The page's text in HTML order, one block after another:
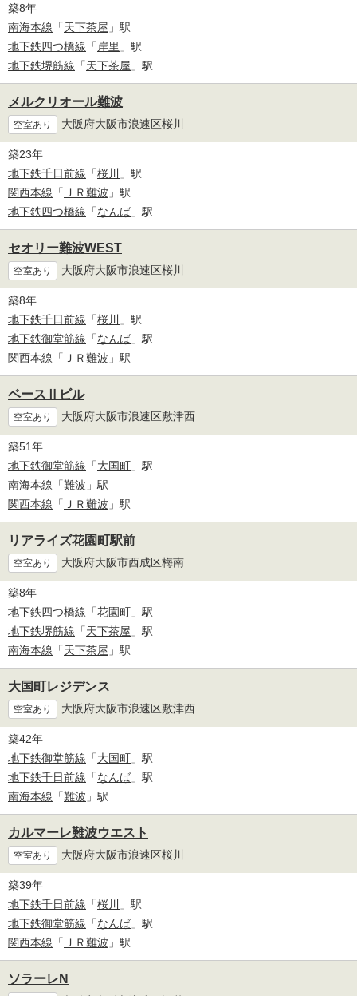
築8年
南海本線 「天下茶屋 」駅
地下鉄四つ橋線 「岸里 」駅
地下鉄堺筋線 「天下茶屋 」駅
メルクリオール難波
空室あり 大阪府大阪市浪速区桜川
築23年
地下鉄千日前線 「桜川 」駅
関西本線 「 ＪＲ難波 」駅
地下鉄四つ橋線 「なんば 」駅
セオリー難波WEST
空室あり 大阪府大阪市浪速区桜川
築8年
地下鉄千日前線 「桜川 」駅
地下鉄御堂筋線 「なんば 」駅
関西本線 「 ＪＲ難波 」駅
ベースⅡビル
空室あり 大阪府大阪市浪速区敷津西
築51年
地下鉄御堂筋線 「大国町 」駅
南海本線 「難波 」駅
関西本線 「 ＪＲ難波 」駅
リアライズ花園町駅前
空室あり 大阪府大阪市西成区梅南
築8年
地下鉄四つ橋線 「花園町 」駅
地下鉄堺筋線 「天下茶屋 」駅
南海本線 「天下茶屋 」駅
大国町レジデンス
空室あり 大阪府大阪市浪速区敷津西
築42年
地下鉄御堂筋線 「大国町 」駅
地下鉄千日前線 「なんば 」駅
南海本線 「難波 」駅
カルマーレ難波ウエスト
空室あり 大阪府大阪市浪速区桜川
築39年
地下鉄千日前線 「桜川 」駅
地下鉄御堂筋線 「なんば 」駅
関西本線 「 ＪＲ難波 」駅
ソラーレN